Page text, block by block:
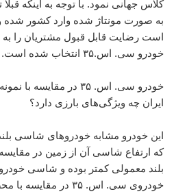
کلاس جهانی نمود. با توجه به اینکه
به صورت مونتاژ شده وارد کشور شده
است رضایت قابل قبول مشتریان را به
خودرو سی. اس.۳۵ انتخاب شده است.
خودرو سی. اس. ۳۵ در
ایران چه ویژگی‌های بارزی دارد؟
این خودرو مشابه خودروهای شاسی
که ارتفاع شاسی آن از زمین در
بلند معمولی کمتر بوده و شاسی
خودروی سی. اس. ۳۵ در